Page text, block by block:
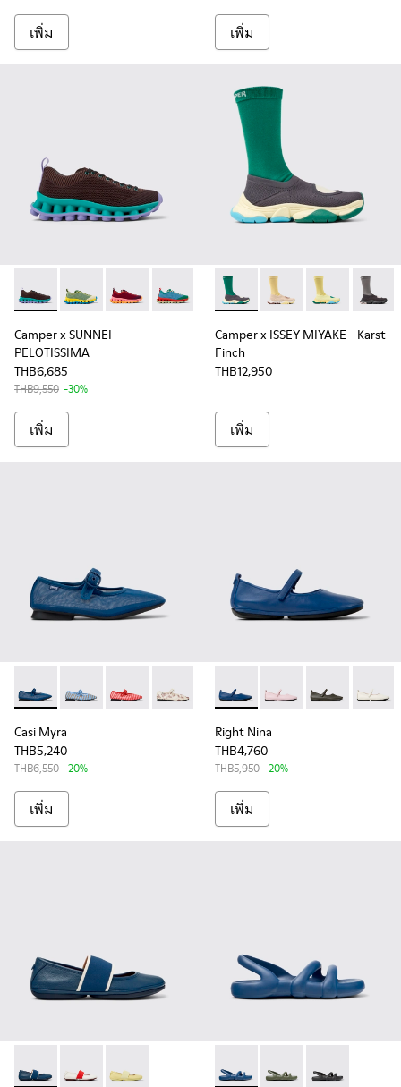
เพิ่ม เพิ่ม
Camper x SUNNEI - PELOTISSIMA - K201776-009 - รองเ
Camper x SUNNEI - PELOTISSIMA - K201776-012
Camper x SUNNEI - PELOTISSIMA - K201776-
Camper x SUNNEI - PELOTISSIMA -
Camper x SUNNEI -
Camper x SUNNEI -
Camper xCamper x
Camper x SUNNEI -
PELOTISSIMA
THB6,685
THB9,550 -30%
เพิ่ม
Camper x ISSEY MIYAKE -
Camper x ISSEY
Camper x
Camper x ISSEY MIYAKE - Karst
Finch
THB12,950
เพิ่ม
Casi Myra - K201628-008 - รองเท้าบัลเลริน่าผ้าสีน้ําเงินสําห
Casi Myra - K201628-011 - รองเท้าบัลเลริน่าผ้าสีน้ําเ
Casi Myra - K201628-010
Casi Myra - K201628-007
Casi Myra - K201628-006
Casi Myra - K201628-
Casi Myra -
Casi
Casi Myra
THB5,240
THB6,550 -20%
เพิ่ม
Right Nina - K201365-033
Right Nina -Right Nina -
Right
Right Nina
THB4,760
THB5,950 -20%
เพิ่ม
Right Nina - 21595-269 - รองเท้าบัลเลริน่าหนังสีน้ําเงินสําหรั
Right Nina - 21595-268
Right Nina - 21595-260Kobarah Flat - K201636-
Kobarah Flat -
Kobarah Flat